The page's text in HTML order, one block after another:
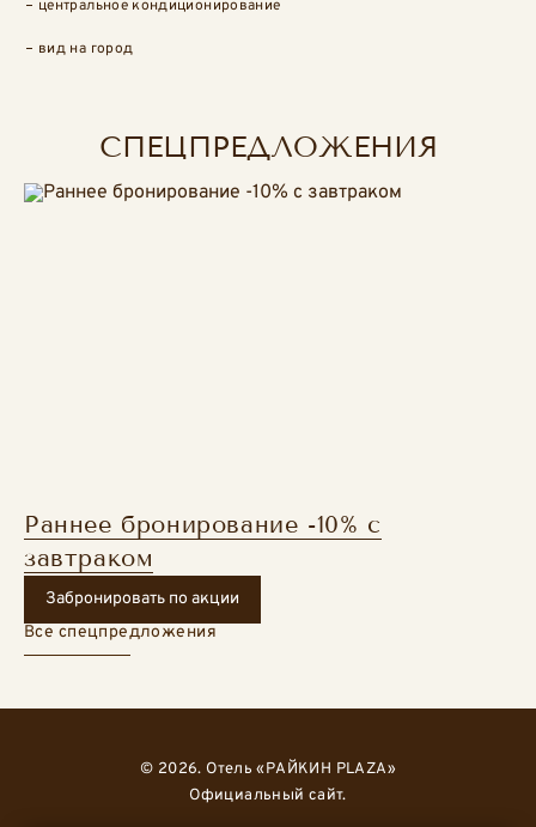
центральное кондиционирование
вид на город
СПЕЦПРЕДЛОЖЕНИЯ
Раннее бронирование -10% с
завтраком
Забронировать по акции
Все спецпредложения
© 2026. Отель «РАЙКИН PLAZA»
Официальный сайт.